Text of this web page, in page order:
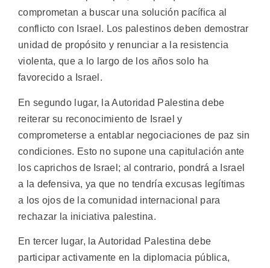
comprometan a buscar una solución pacífica al
conflicto con Israel. Los palestinos deben demostrar
unidad de propósito y renunciar a la resistencia
violenta, que a lo largo de los años solo ha
favorecido a Israel.
En segundo lugar, la Autoridad Palestina debe
reiterar su reconocimiento de Israel y
comprometerse a entablar negociaciones de paz sin
condiciones. Esto no supone una capitulación ante
los caprichos de Israel; al contrario, pondrá a Israel
a la defensiva, ya que no tendría excusas legítimas
a los ojos de la comunidad internacional para
rechazar la iniciativa palestina.
En tercer lugar, la Autoridad Palestina debe
participar activamente en la diplomacia pública,